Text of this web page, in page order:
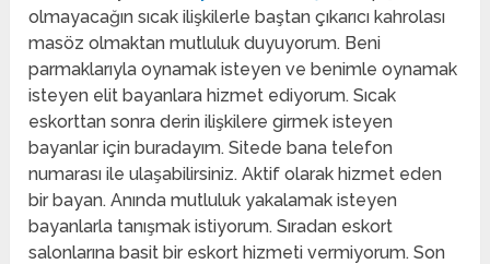
olmayacağın sıcak ilişkilerle baştan çıkarıcı kahrolası
masöz olmaktan mutluluk duyuyorum. Beni
parmaklarıyla oynamak isteyen ve benimle oynamak
isteyen elit bayanlara hizmet ediyorum. Sıcak
eskorttan sonra derin ilişkilere girmek isteyen
bayanlar için buradayım. Sitede bana telefon
numarası ile ulaşabilirsiniz. Aktif olarak hizmet eden
bir bayan. Anında mutluluk yakalamak isteyen
bayanlarla tanışmak istiyorum. Sıradan eskort
salonlarına basit bir eskort hizmeti vermiyorum. Son